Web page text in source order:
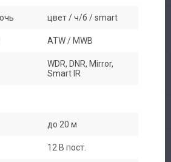
цвет / ч/б / smart
ATW / MWB
WDR, DNR, Mirror,
Smart IR
до 20 м
12 В пост.